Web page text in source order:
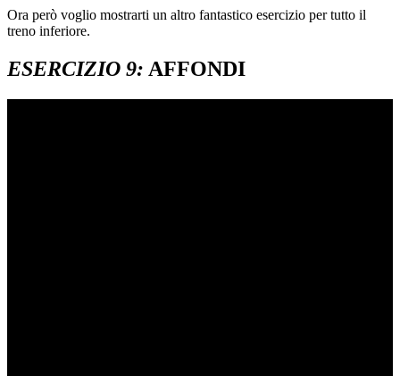
Ora però voglio mostrarti un altro fantastico esercizio per tutto il
treno inferiore.
ESERCIZIO 9: AFFONDI